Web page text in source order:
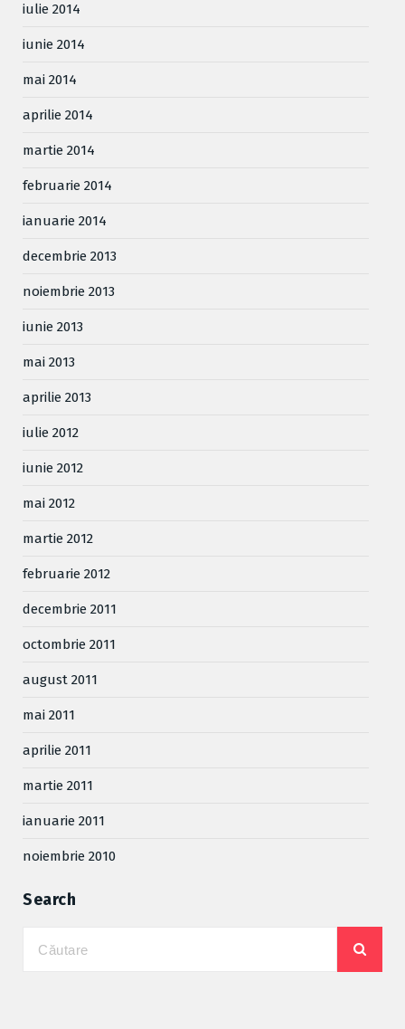
iulie 2014
iunie 2014
mai 2014
aprilie 2014
martie 2014
februarie 2014
ianuarie 2014
decembrie 2013
noiembrie 2013
iunie 2013
mai 2013
aprilie 2013
iulie 2012
iunie 2012
mai 2012
martie 2012
februarie 2012
decembrie 2011
octombrie 2011
august 2011
mai 2011
aprilie 2011
martie 2011
ianuarie 2011
noiembrie 2010
Search